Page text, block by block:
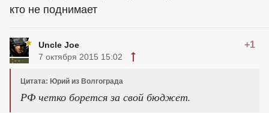
кто не поднимает
Uncle Joe +1
7 октября 2015 15:02
Цитата: Юрий из Волгограда
РФ четко борется за свой бюджет.